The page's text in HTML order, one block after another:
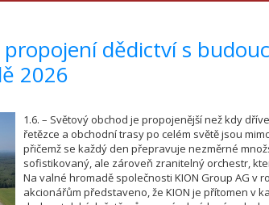
dědictví s
2026
1.6. – Světový obchod je propojenější než kdy
řetězce a obchodní trasy po celém světě jsou
přičemž se každý den přepravuje nezměrné
sofistikovaný, ale zároveň zranitelný orchestr,
Na valné hromadě společnosti KION Group AG v
akcionářům představeno, že KION je přítomen v